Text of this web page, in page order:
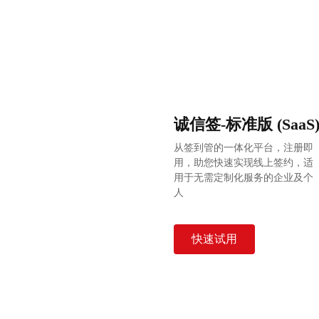
诚信签-标准版
从签到管的一体化平台，注册即
用，助您快速实现线上签约，适
用于无需定制化服务的企业及个
人
快速试用